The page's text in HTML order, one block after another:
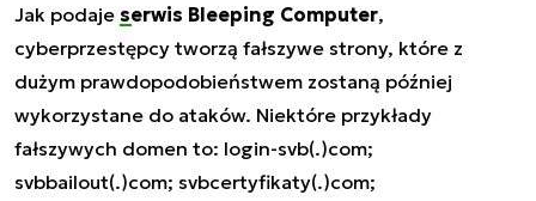
Jak podaje serwis Bleeping Computer,
cyberprzestępcy tworzą fałszywe strony, które z
dużym prawdopodobieństwem zostaną później
wykorzystane do ataków. Niektóre przykłady
fałszywych domen to: login-svb(.)com;
svbbailout(.)com; svbcertyfikaty(.)com;